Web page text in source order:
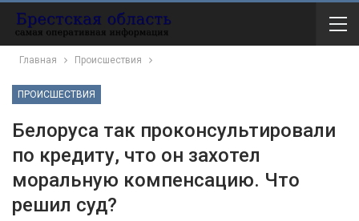
Главная Происшествия
ПРОИСШЕСТВИЯ
Белоруса так проконсультировали
по кредиту, что он захотел
моральную компенсацию. Что
решил суд?